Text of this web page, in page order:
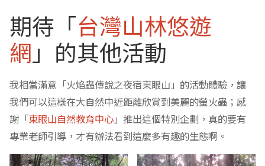
期待「台灣山林悠遊
網 」的其他活動
我相當滿意「火焰蟲傳說之夜宿東眼山」的活動體驗，讓
我們可以這樣在大自然中近距離欣賞到美麗的螢火蟲；感
謝「東眼山自然教育中心」推出這個特別企劃，真的要有
專業老師引導，才有辦法看到這麼多有趣的生態啊。